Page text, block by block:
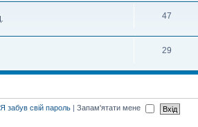
47
29
Я забув свій пароль Запам'ятати мене